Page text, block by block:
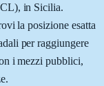
in Sicilia.
la posizione esatta
per raggiungere
i mezzi pubblici,